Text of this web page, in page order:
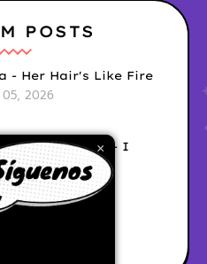
×
POSTS
- Her Hair's Like Fire
2026
Rollercoaster - I
2026
FaceTime
2026